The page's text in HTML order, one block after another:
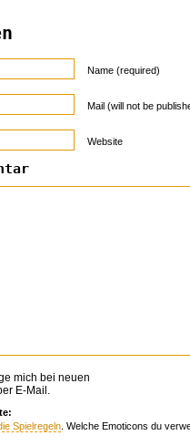
Name (required)
Mail (will not be
Website
mich bei neuen
E-Mail.
Spielregeln . Welche Emoticons du